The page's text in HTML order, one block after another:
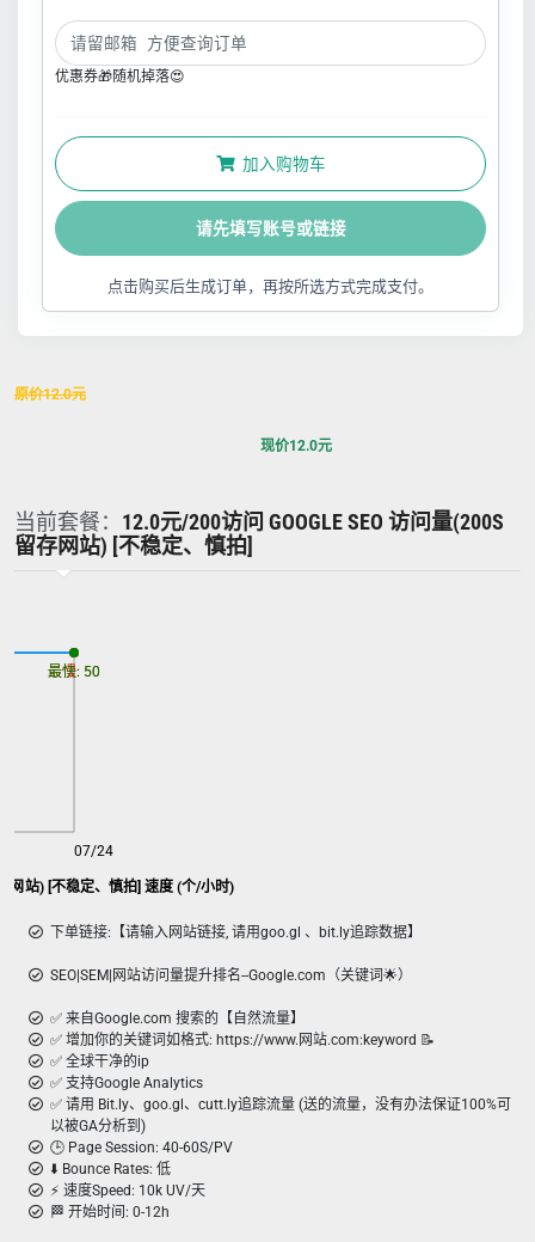
优惠券🎁随机掉落😍
加入购物车
请先填写账号或链接
点击购买后生成订单，再按所选方式完成支付。
原价12.0元
现价12.0元
当前套餐： 12.0元/200访问 GOOGLE SEO 访问量(200S
留存网站) [不稳定、慎拍]
网站) [不稳定、慎拍] 速度 (个/小时)
07/24
最慢: 50
最快: 50
下单链接:【请输入网站链接, 请用goo.gl 、bit.ly追踪数据】
SEO|SEM|网站访问量提升排名--Google.com（关键词🌟）
✅ 来自Google.com 搜索的【自然流量】
✅ 增加你的关键词如格式: https://www.网站.com:keyword 📝
✅ 全球干净的ip
✅ 支持Google Analytics
✅ 请用 Bit.ly、goo.gl、cutt.ly追踪流量 (送的流量，没有办法保证100%可
以被GA分析到)
🕒 Page Session: 40-60S/PV
⬇️ Bounce Rates: 低
⚡️ 速度Speed: 10k UV/天
🏁 开始时间: 0-12h